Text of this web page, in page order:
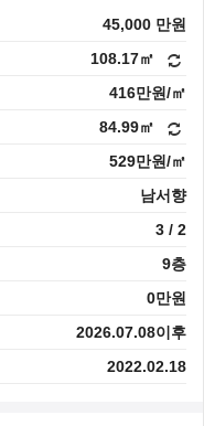
45,000 만원
108.17㎡
416만원/㎡
84.99㎡
529만원/㎡
남서향
3 / 2
9층
0만원
2026.07.08이후
2022.02.18